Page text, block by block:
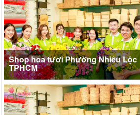
Shop hoa tươi Phường Nhiêu Lộc
TPHCM